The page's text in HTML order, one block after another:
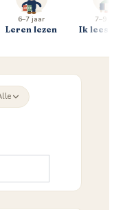
6–7 jaar
Leren lezen
7–9 jaar
Ik lees al